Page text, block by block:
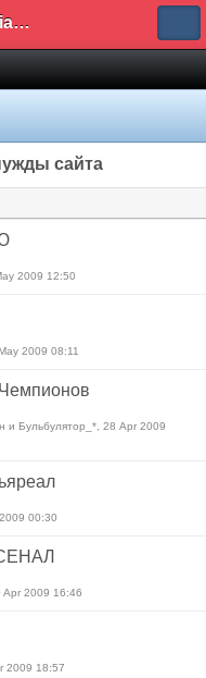
Arsenal Russian Speaking Supporters Club
сайта
2009 12:50
2009 08:11
и Бульбулятор_*, 28 Apr 2009
00:30
Apr 2009 16:46
2009 18:57